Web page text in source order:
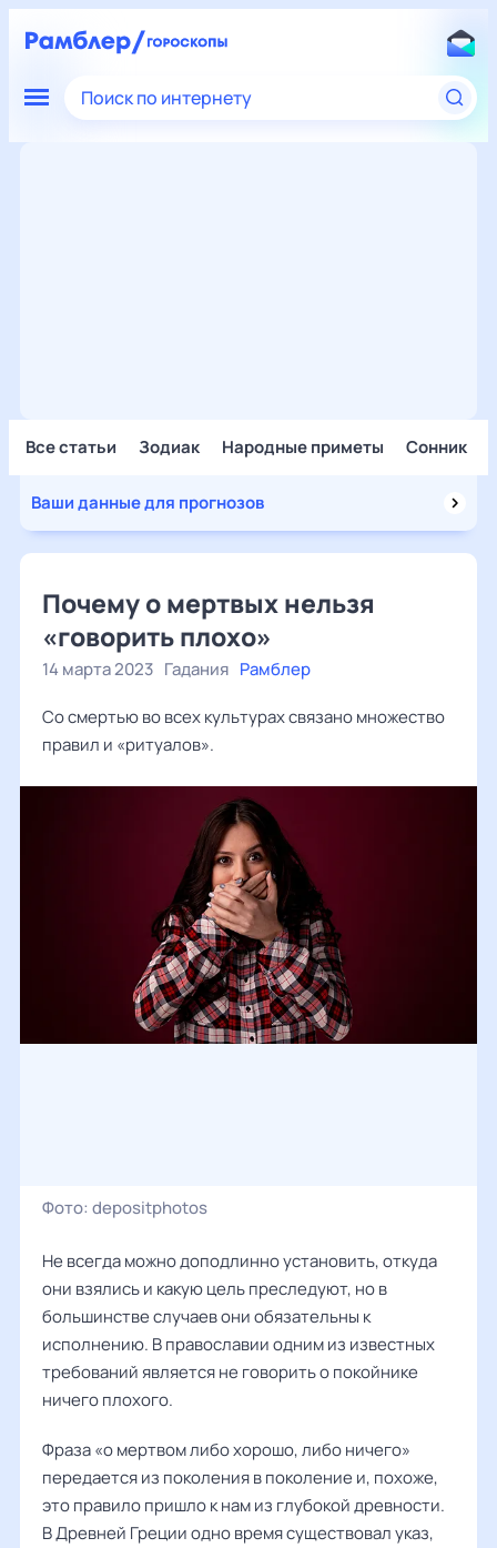
Поиск по интернету
Все статьи Зодиак Народные приметы Сонник
Ваши данные для прогнозов
Почему о мертвых нельзя
«говорить плохо»
14 марта 2023 Гадания Рамблер
Со смертью во всех культурах связано множество
правил и «ритуалов».
Фото: depositphotos
Не всегда можно доподлинно установить, откуда
они взялись и какую цель преследуют, но в
большинстве случаев они обязательны к
исполнению. В православии одним из известных
требований является не говорить о покойнике
ничего плохого.
Фраза «о мертвом либо хорошо, либо ничего»
передается из поколения в поколение и, похоже,
это правило пришло к нам из глубокой древности.
В Древней Греции одно время существовал указ,